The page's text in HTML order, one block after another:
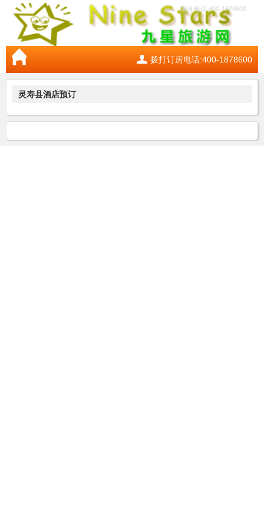
服务电话:400-1878600
拨打订房电话:400-1878600
灵寿县酒店预订